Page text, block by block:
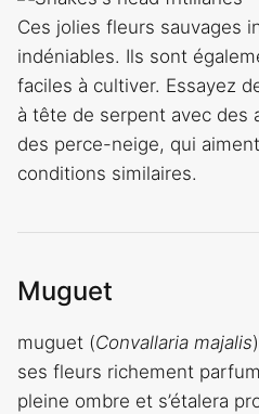
Ces jolies fleurs sauvages
indéniables. Ils sont
faciles à cultiver. Essayez
à tête de serpent avec des
des perce-neige, qui
conditions similaires.
Muguet
muguet (Convallaria majalis
ses fleurs richement
pleine ombre et s’étalera